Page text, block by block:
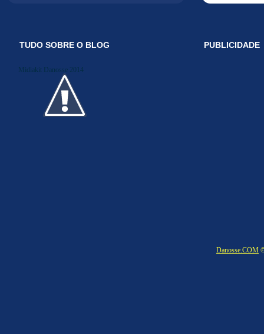
TUDO SOBRE O BLOG
Midiakit Danosse 2014
PUBLICIDADE
Danosse.COM